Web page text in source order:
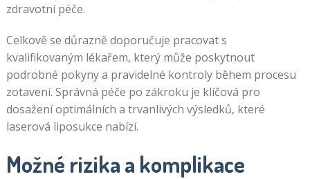
zdravotní péče.
Celkově se důrazně doporučuje pracovat s
kvalifikovaným lékařem, který může poskytnout
podrobné pokyny a pravidelné kontroly během procesu
zotavení. Správná péče po zákroku je klíčová pro
dosažení optimálních a trvanlivých výsledků, které
laserová liposukce nabízí.
Možné rizika a komplikace